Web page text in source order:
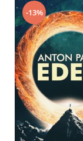
-13%